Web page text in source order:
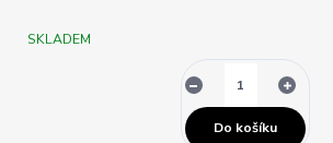
SKLADEM
Do košíku